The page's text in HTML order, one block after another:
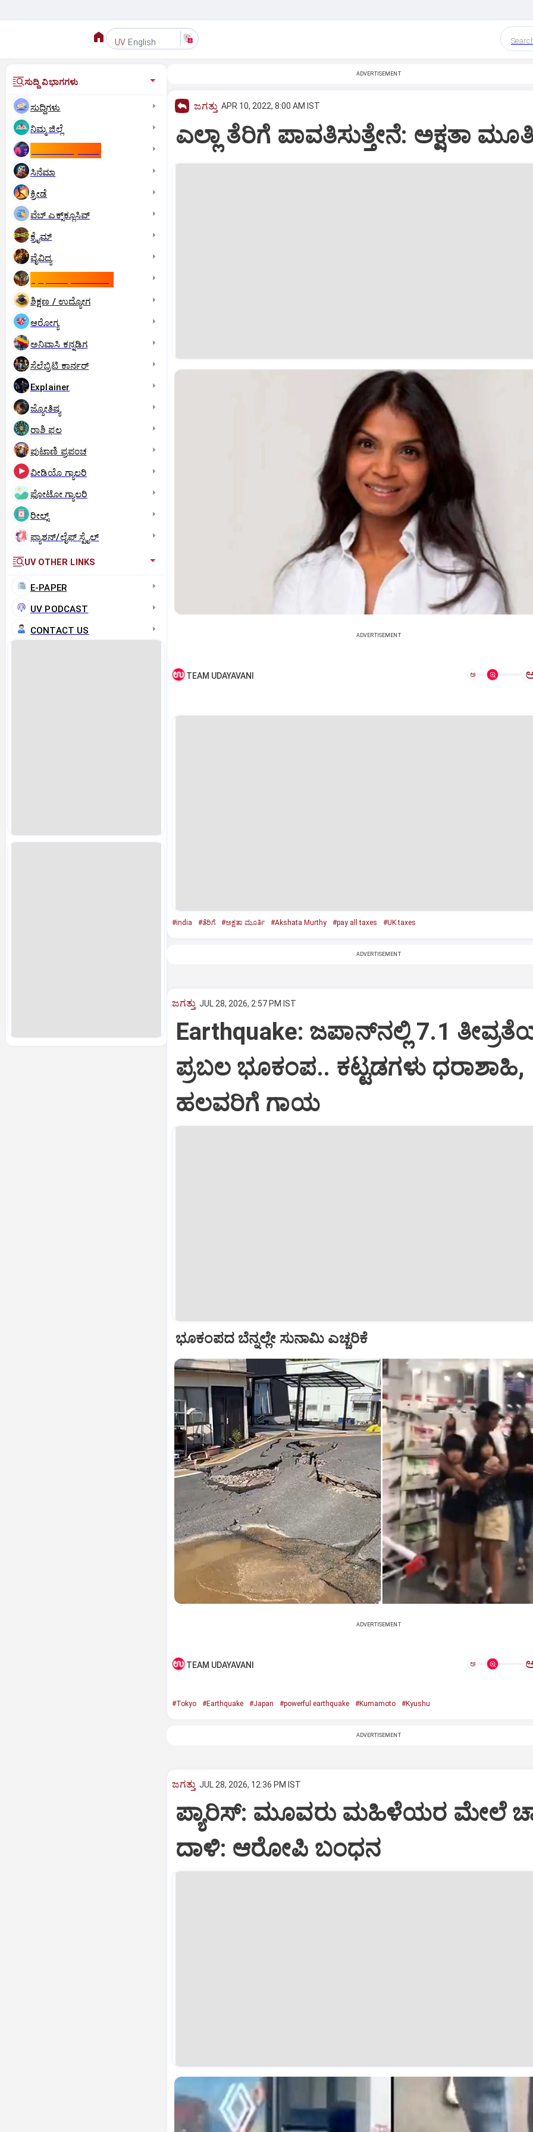
UV English
ಸುದ್ದಿ ವಿಭಾಗಗಳು
ಸುದ್ದಿಗಳು
ನಿಮ್ಮ ಜಿಲ್ಲೆ
ಸಿನೆಮಾ
ಕ್ರೀಡೆ
ವೆಬ್ ಎಕ್ಸ್‌ಕ್ಲೂಸಿವ್
ಕ್ರೈಮ್
ವೈವಿಧ್ಯ
ಶಿಕ್ಷಣ / ಉದ್ಯೋಗ
ಆರೋಗ್ಯ
ಅನಿವಾಸಿ ಕನ್ನಡಿಗ
ಸೆಲೆಬ್ರಿಟಿ ಕಾರ್ನರ್‌
Explainer
ಜ್ಯೋತಿಷ್ಯ
ರಾಶಿ ಫಲ
ಪುಟಾಣಿ ಪ್ರಪಂಚ
ವೀಡಿಯೊ ಗ್ಯಾಲರಿ
ಫೋಟೋ ಗ್ಯಾಲರಿ
ರೀಲ್ಸ್
ಫ್ಯಾಶನ್/ಲೈಫ್‌ ಸ್ಟೈಲ್
UV OTHER LINKS
E-PAPER
UV PODCAST
CONTACT US
ADVERTISEMENT
ಜಗತ್ತು APR 10, 2022, 8:00 AM IST
ಎಲ್ಲಾ ತೆರಿಗೆ ಪಾವತಿಸುತ್ತೇನೆ: ಅಕ್ಷತಾ
ADVERTISEMENT
TEAM UDAYAVANI ಅ
#india #ತೆರಿಗೆ #ಅಕ್ಷತಾ ಮೂರ್ತಿ #Akshata Murthy #pay all taxes #UK taxes
ADVERTISEMENT
ಜಗತ್ತು JUL 28, 2026, 2:57 PM IST
Earthquake: ಜಪಾನ್‌ನಲ್ಲಿ 7.1
ಪ್ರಬಲ ಭೂಕಂಪ.. ಕಟ್ಟಡಗಳು ಧರಾಶಾಹಿ,
ಹಲವರಿಗೆ ಗಾಯ
ಭೂಕಂಪದ ಬೆನ್ನಲ್ಲೇ ಸುನಾಮಿ ಎಚ್ಚರಿಕೆ
ADVERTISEMENT
TEAM UDAYAVANI ಅ
#Tokyo #Earthquake #Japan #powerful earthquake #Kumamoto #Kyushu
ADVERTISEMENT
ಜಗತ್ತು JUL 28, 2026, 12:36 PM IST
ಪ್ಯಾರಿಸ್: ಮೂವರು ಮಹಿಳೆಯರ ಮೇಲೆ
ದಾಳಿ: ಆರೋಪಿ ಬಂಧನ